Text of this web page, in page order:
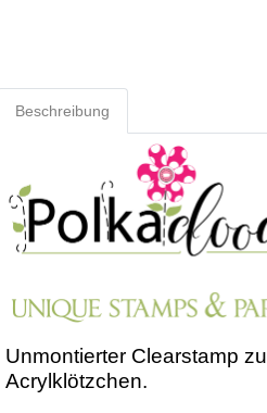
Beschreibung
Unmontierter Clearstamp
Acrylklötzchen.